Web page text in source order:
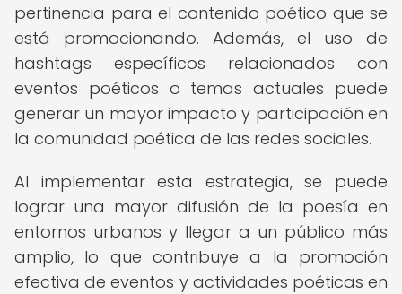
pertinencia para el contenido poético que se
está promocionando. Además, el uso de
hashtags específicos relacionados con
eventos poéticos o temas actuales puede
generar un mayor impacto y participación en
la comunidad poética de las redes sociales.
Al implementar esta estrategia, se puede
lograr una mayor difusión de la poesía en
entornos urbanos y llegar a un público más
amplio, lo que contribuye a la promoción
efectiva de eventos y actividades poéticas en